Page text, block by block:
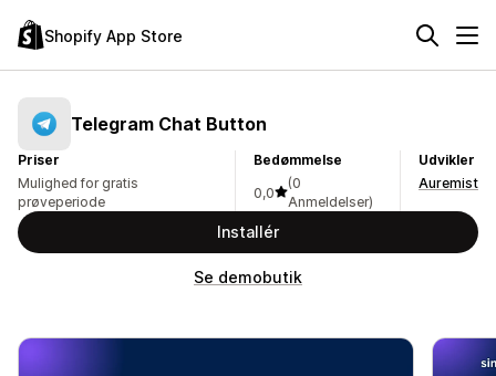
Shopify App Store
Telegram Chat Button
Priser
Mulighed for gratis
prøveperiode
Bedømmelse
0,0
(0
Anmeldelser)
Udvikler
Auremist
Installér
Se demobutik